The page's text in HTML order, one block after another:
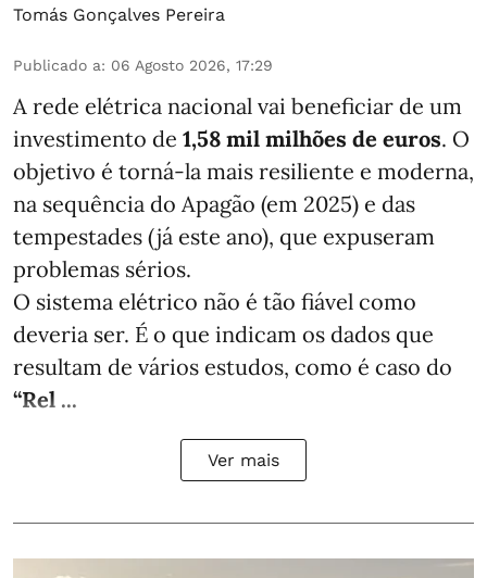
Tomás Gonçalves Pereira
Publicado a: 06 Agosto 2026, 17:29
A rede elétrica nacional vai beneficiar de um
investimento de 1,58 mil milhões de euros. O
objetivo é torná-la mais resiliente e moderna,
na sequência do Apagão (em 2025) e das
tempestades (já este ano), que expuseram
problemas sérios.
O sistema elétrico não é tão fiável como
deveria ser. É o que indicam os dados que
resultam de vários estudos, como é caso do
“Rel ...
Ver mais